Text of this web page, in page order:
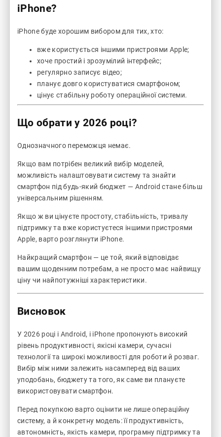
iPhone?
iPhone буде хорошим вибором для тих, хто:
вже користується іншими пристроями Apple;
хоче простий і зрозумілий інтерфейс;
регулярно записує відео;
планує довго користуватися смартфоном;
цінує стабільну роботу операційної системи.
Що обрати у 2026 році?
Однозначного переможця немає.
Якщо вам потрібен великий вибір моделей,
можливість налаштовувати систему та знайти
смартфон під будь-який бюджет — Android стане більш
універсальним рішенням.
Якщо ж ви цінуєте простоту, стабільність, тривалу
підтримку та вже користуєтеся іншими пристроями
Apple, варто розглянути iPhone.
Найкращий смартфон — це той, який відповідає
вашим щоденним потребам, а не просто має найвищу
ціну чи найпотужніші характеристики.
Висновок
У 2026 році і Android, і iPhone пропонують високий
рівень продуктивності, якісні камери, сучасні
технології та широкі можливості для роботи й розваг.
Вибір між ними залежить насамперед від ваших
уподобань, бюджету та того, як саме ви плануєте
використовувати смартфон.
Перед покупкою варто оцінити не лише операційну
систему, а й конкретну модель: її продуктивність,
автономність, якість камери, програмну підтримку та